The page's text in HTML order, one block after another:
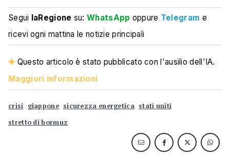
Segui laRegione su:WhatsApp oppure Telegram e
ricevi ogni mattina le notizie principali
Questo articolo è stato pubblicato con l'ausilio dell'IA.
Maggiori informazioni
crisi giappone sicurezza energetica stati uniti
stretto di hormuz